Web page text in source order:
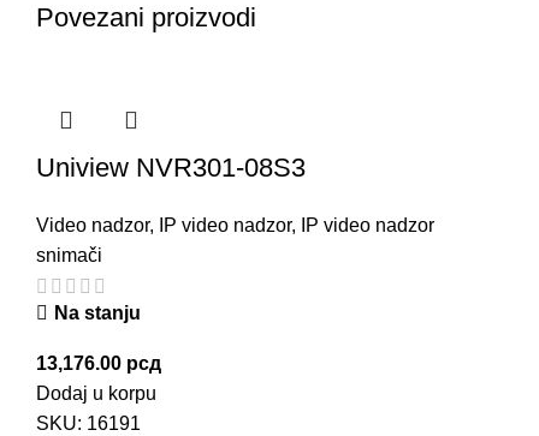
Povezani proizvodi
Uniview NVR301-08S3
Video nadzor, IP video nadzor,
IP video nadzor
snimači
Na stanju
13,176.00 рсд
Dodaj u korpu
SKU: 16191